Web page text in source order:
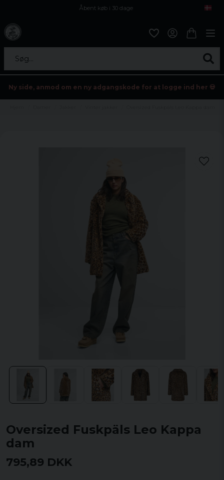
Åbent køb i 30 dage
Søg...
Ny side, anmod om en ny adgangskode for at logge ind her 💀
Oversized Fuskpäls Leo Kappa
dam
795,89 DKK